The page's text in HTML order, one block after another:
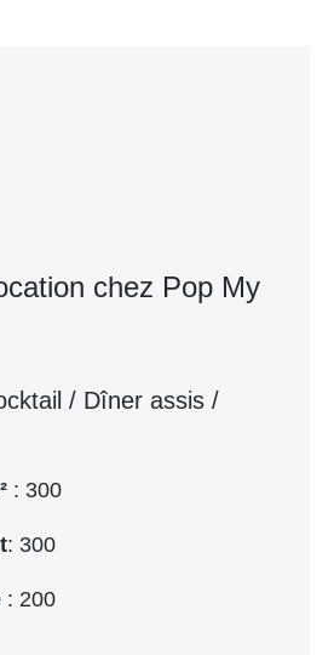
chez Pop My
/ Dîner assis /
: 300
: 300
: 200